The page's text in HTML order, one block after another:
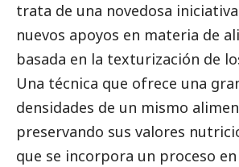
trata de una novedosa
nuevos apoyos en materia de
basada en la texturización de
Una técnica que ofrece una
densidades de un mismo
preservando sus valores
que se incorpora un proceso en